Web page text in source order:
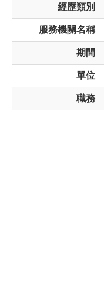
經歷類別
服務機關名稱
期間
單位
職務